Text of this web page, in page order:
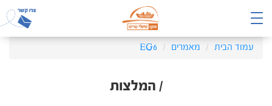
עמוד הבית מאמרים EG6
/ המלצות